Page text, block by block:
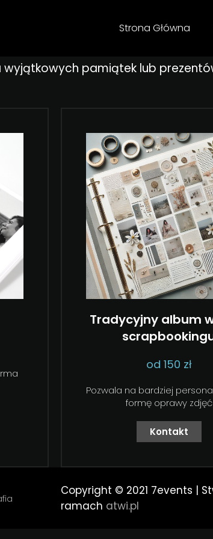
Strona Główna
pamiątek lub
Tradycyjny album
od 150 zł
Pozwala na bardziej
formę oprawy zdjęć
Kontakt
Copyright © 2021 7events |
ramach atwi.pl